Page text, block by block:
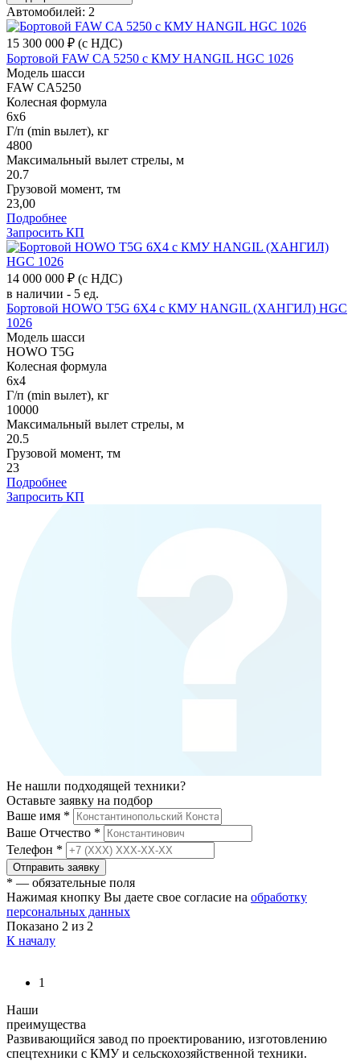
Автомобилей: 2
15 300 000 ₽ (с НДС)
Бортовой FAW CA 5250 с КМУ HANGIL HGC 1026
Модель шасси
FAW CA5250
Колесная формула
6x6
Г/п (min вылет), кг
4800
Максимальный вылет стрелы, м
20.7
Грузовой момент, тм
23,00
Подробнее
Запросить КП
14 000 000 ₽ (с НДС)
в наличии - 5 ед.
Бортовой HOWO T5G 6Х4 с КМУ HANGIL (ХАНГИЛ) HGC
1026
Модель шасси
HOWO T5G
Колесная формула
6x4
Г/п (min вылет), кг
10000
Максимальный вылет стрелы, м
20.5
Грузовой момент, тм
23
Подробнее
Запросить КП
Не нашли подходящей техники?
Оставьте заявку на подбор
Ваше имя *
Ваше Отчество *
Телефон *
Отправить заявку
* — обязательные поля
Нажимая кнопку Вы даете свое согласие на обработку
персональных данных
Показано 2 из 2
К началу
1
Наши
преимущества
Развивающийся завод по проектированию, изготовлению
спецтехники с КМУ и сельскохозяйственной техники.